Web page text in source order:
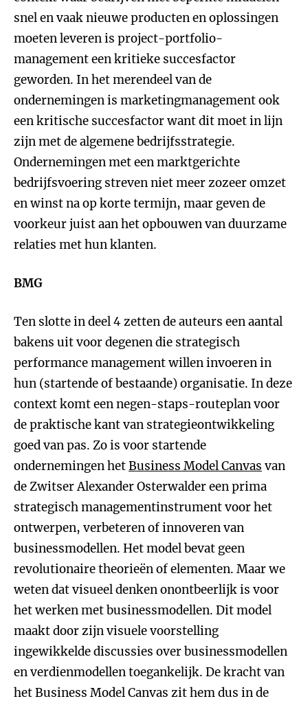
snel en vaak nieuwe producten en oplossingen
moeten leveren is project-portfolio-
management een kritieke succesfactor
geworden. In het merendeel van de
ondernemingen is marketingmanagement ook
een kritische succesfactor want dit moet in lijn
zijn met de algemene bedrijfsstrategie.
Ondernemingen met een marktgerichte
bedrijfsvoering streven niet meer zozeer omzet
en winst na op korte termijn, maar geven de
voorkeur juist aan het opbouwen van duurzame
relaties met hun klanten.
BMG
Ten slotte in deel 4 zetten de auteurs een aantal
bakens uit voor degenen die strategisch
performance management willen invoeren in
hun (startende of bestaande) organisatie. In deze
context komt een negen-staps-routeplan voor
de praktische kant van strategieontwikkeling
goed van pas. Zo is voor startende
ondernemingen hetBusiness Model Canvas van
de Zwitser Alexander Osterwalder een prima
strategisch managementinstrument voor het
ontwerpen, verbeteren of innoveren van
businessmodellen. Het model bevat geen
revolutionaire theorieën of elementen. Maar we
weten dat visueel denken onontbeerlijk is voor
het werken met businessmodellen. Dit model
maakt door zijn visuele voorstelling
ingewikkelde discussies over businessmodellen
en verdienmodellen toegankelijk. De kracht van
het Business Model Canvas zit hem dus in de